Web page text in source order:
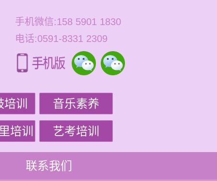
手机微信:158 5901 1830
电话:0591-8331 2309
训 音乐素养
培训 艺考培训
联系我们